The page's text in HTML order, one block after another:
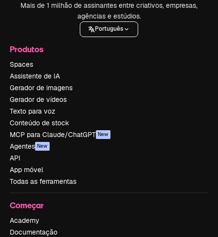
Mais de 1 milhão de assinantes entre criativos, empresas,
agências e estúdios.
Português
Produtos
Spaces
Assistente de IA
Gerador de imagens
Gerador de vídeos
Texto para voz
Conteúdo de stock
MCP para Claude/ChatGPT New
Agentes New
API
App móvel
Todas as ferramentas
Começar
Academy
Documentação